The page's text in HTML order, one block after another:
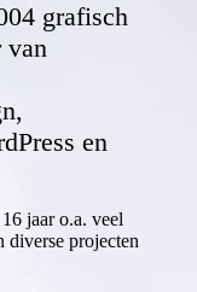
grafisch
van
en
jaar o.a. veel
projecten